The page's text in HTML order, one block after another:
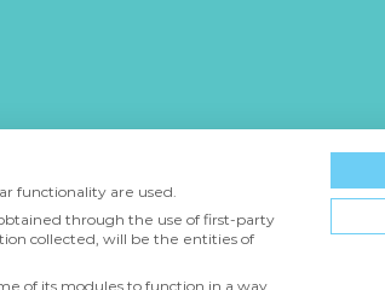
functionality are used.
through the use of first-party
collected, will be the entities of
of its modules to function in a way